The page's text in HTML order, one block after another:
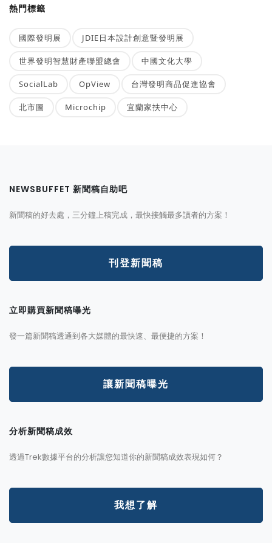
熱門標籤
國際發明展 JDIE日本設計創意暨發明展
世界發明智慧財產聯盟總會 中國文化大學
SocialLab OpView 台灣發明商品促進協會
北市圖 Microchip 宜蘭家扶中心
NEWSBUFFET 新聞稿自助吧
新聞稿的好去處，三分鐘上稿完成，最快接觸最多讀者的方案！
刊登新聞稿
立即購買新聞稿曝光
發一篇新聞稿透通到各大媒體的最快速、最便捷的方案！
讓新聞稿曝光
分析新聞稿成效
透過Trek數據平台的分析讓您知道你的新聞稿成效表現如何？
我想了解